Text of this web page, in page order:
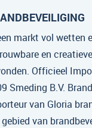
markt vol wetten
en
Officieel
Smeding B.V.
van Gloria
van